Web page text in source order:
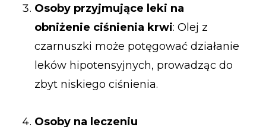
Osoby przyjmujące leki na
obniżenie ciśnienia krwi: Olej z
czarnuszki może potęgować działanie
leków hipotensyjnych, prowadząc do
zbyt niskiego ciśnienia.
Osoby na leczeniu